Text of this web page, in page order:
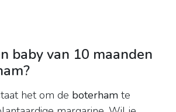
baby van 10 maanden
het om de boterham te